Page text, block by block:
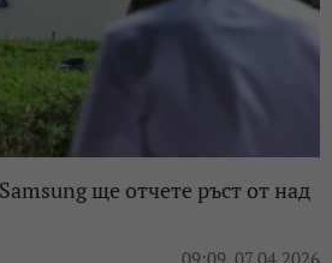
ще отчете ръст от над